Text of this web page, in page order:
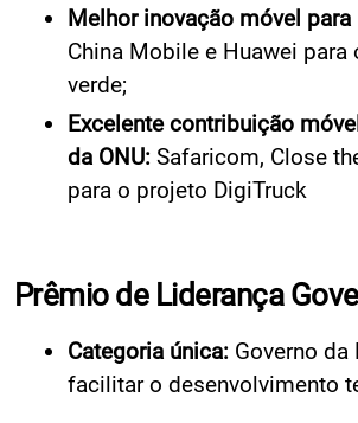
Melhor inovação móvel
China Mobile e Huawei para
verde;
Excelente contribuição
da ONU: Safaricom, Close
para o projeto DigiTruck
Prêmio de Liderança
Categoria única: Governo da
facilitar o desenvolvimento